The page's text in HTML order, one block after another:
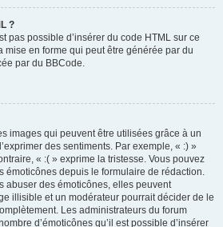
?
pas possible d’insérer du code HTML sur ce
mise en forme qui peut être générée par du
par du BBCode.
images qui peuvent être utilisées grâce à un
des sentiments. Par exemple, « :) »
« :( » exprime la tristesse. Vous pouvez
émoticônes depuis le formulaire de rédaction.
abuser des émoticônes, elles peuvent
illisible et un modérateur pourrait décider de le
Les administrateurs du forum
d’émoticônes qu’il est possible d’insérer